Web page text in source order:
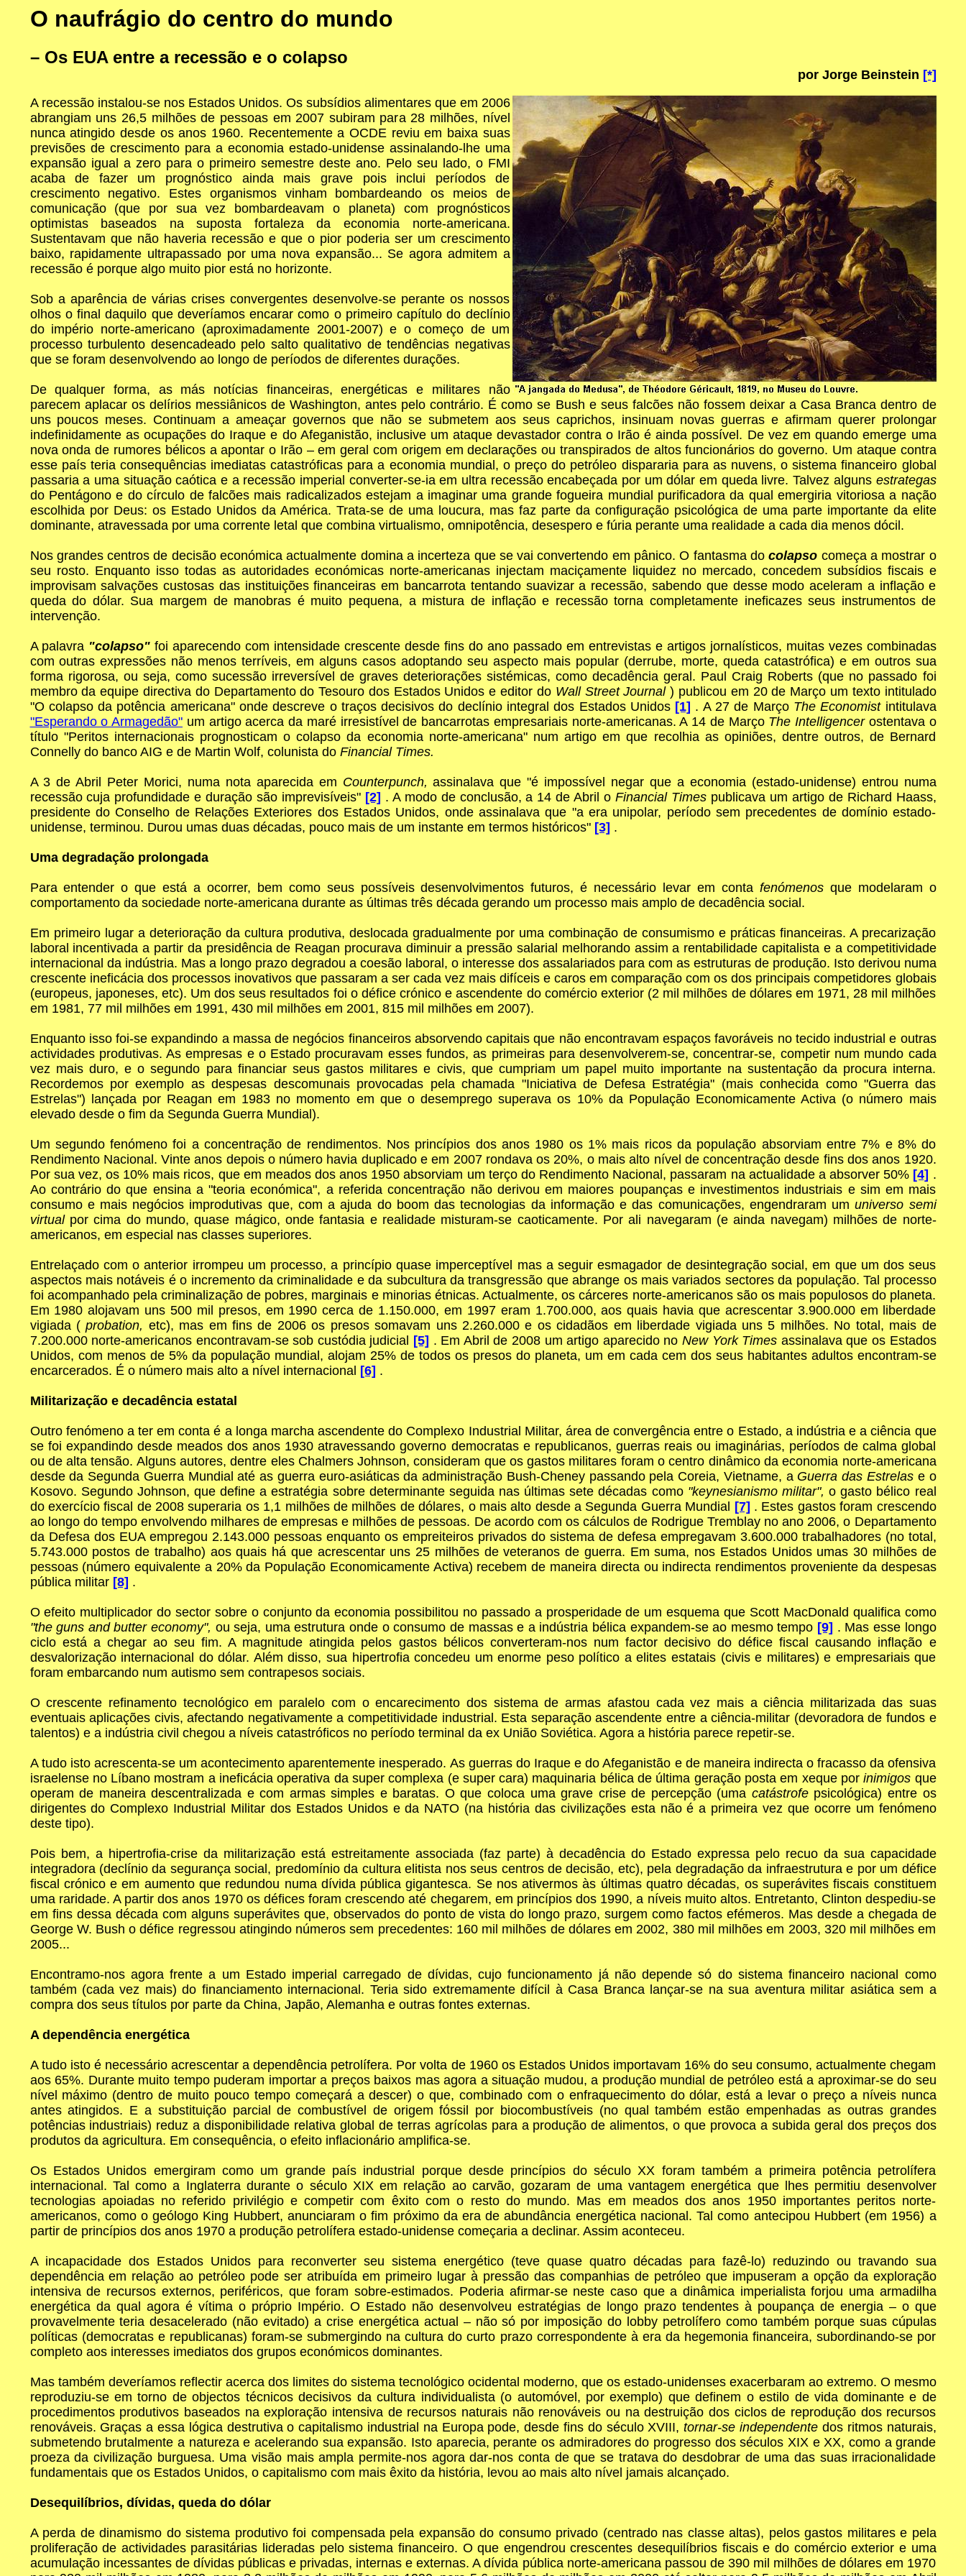
O naufrágio do centro do mundo
– Os EUA entre a recessão e o colapso
por Jorge Beinstein [*]
A recessão instalou-se nos Estados Unidos. Os subsídios alimentares que em 2006
abrangiam uns 26,5 milhões de pessoas em 2007 subiram para 28 milhões, nível
nunca atingido desde os anos 1960. Recentemente a OCDE reviu em baixa suas
previsões de crescimento para a economia estado-unidense assinalando-lhe uma
expansão igual a zero para o primeiro semestre deste ano. Pelo seu lado, o FMI
acaba de fazer um prognóstico ainda mais grave pois inclui períodos de
crescimento negativo. Estes organismos vinham bombardeando os meios de
comunicação (que por sua vez bombardeavam o planeta) com prognósticos
optimistas baseados na suposta fortaleza da economia norte-americana.
Sustentavam que não haveria recessão e que o pior poderia ser um crescimento
baixo, rapidamente ultrapassado por uma nova expansão... Se agora admitem a
recessão é porque algo muito pior está no horizonte.
Sob a aparência de várias crises convergentes desenvolve-se perante os nossos
olhos o final daquilo que deveríamos encarar como o primeiro capítulo do declínio
do império norte-americano (aproximadamente 2001-2007) e o começo de um
processo turbulento desencadeado pelo salto qualitativo de tendências negativas
que se foram desenvolvendo ao longo de períodos de diferentes durações.
De qualquer forma, as más notícias financeiras, energéticas e militares não
parecem aplacar os delírios messiânicos de Washington, antes pelo contrário. É como se Bush e seus falcões não fossem deixar a Casa Branca dentro de
uns poucos meses. Continuam a ameaçar governos que não se submetem aos seus caprichos, insinuam novas guerras e afirmam querer prolongar
indefinidamente as ocupações do Iraque e do Afeganistão, inclusive um ataque devastador contra o Irão é ainda possível. De vez em quando emerge uma
nova onda de rumores bélicos a apontar o Irão – em geral com origem em declarações ou transpirados de altos funcionários do governo. Um ataque contra
esse país teria consequências imediatas catastróficas para a economia mundial, o preço do petróleo dispararia para as nuvens, o sistema financeiro global
passaria a uma situação caótica e a recessão imperial converter-se-ia em ultra recessão encabeçada por um dólar em queda livre. Talvez alguns estrategas
do Pentágono e do círculo de falcões mais radicalizados estejam a imaginar uma grande fogueira mundial purificadora da qual emergiria vitoriosa a nação
escolhida por Deus: os Estado Unidos da América. Trata-se de uma loucura, mas faz parte da configuração psicológica de uma parte importante da elite
dominante, atravessada por uma corrente letal que combina virtualismo, omnipotência, desespero e fúria perante uma realidade a cada dia menos dócil.
Nos grandes centros de decisão económica actualmente domina a incerteza que se vai convertendo em pânico. O fantasma docolapso começa a mostrar o
seu rosto. Enquanto isso todas as autoridades económicas norte-americanas injectam maciçamente liquidez no mercado, concedem subsídios fiscais e
improvisam salvações custosas das instituições financeiras em bancarrota tentando suavizar a recessão, sabendo que desse modo aceleram a inflação e
queda do dólar. Sua margem de manobras é muito pequena, a mistura de inflação e recessão torna completamente ineficazes seus instrumentos de
intervenção.
A palavra "colapso"foi aparecendo com intensidade crescente desde fins do ano passado em entrevistas e artigos jornalísticos, muitas vezes combinadas
com outras expressões não menos terríveis, em alguns casos adoptando seu aspecto mais popular (derrube, morte, queda catastrófica) e em outros sua
forma rigorosa, ou seja, como sucessão irreversível de graves deteriorações sistémicas, como decadência geral. Paul Craig Roberts (que no passado foi
membro da equipe directiva do Departamento do Tesouro dos Estados Unidos e editor do Wall Street Journal) publicou em 20 de Março um texto intitulado
"O colapso da potência americana" onde descreve o traços decisivos do declínio integral dos Estados Unidos [1] . A 27 de Março The Economist intitulava
"Esperando o Armagedão" um artigo acerca da maré irresistível de bancarrotas empresariais norte-americanas. A 14 de Março The Intelligencer ostentava o
título "Peritos internacionais prognosticam o colapso da economia norte-americana" num artigo em que recolhia as opiniões, dentre outros, de Bernard
Connelly do banco AIG e de Martin Wolf, colunista do Financial Times.
A 3 de Abril Peter Morici, numa nota aparecida em Counterpunch,assinalava que "é impossível negar que a economia (estado-unidense) entrou numa
recessão cuja profundidade e duração são imprevisíveis" [2] . A modo de conclusão, a 14 de Abril oFinancial Times publicava um artigo de Richard Haass,
presidente do Conselho de Relações Exteriores dos Estados Unidos, onde assinalava que "a era unipolar, período sem precedentes de domínio estado-
unidense, terminou. Durou umas duas décadas, pouco mais de um instante em termos históricos" [3] .
Uma degradação prolongada
Para entender o que está a ocorrer, bem como seus possíveis desenvolvimentos futuros, é necessário levar em conta fenómenos que modelaram o
comportamento da sociedade norte-americana durante as últimas três década gerando um processo mais amplo de decadência social.
Em primeiro lugar a deterioração da cultura produtiva, deslocada gradualmente por uma combinação de consumismo e práticas financeiras. A precarização
laboral incentivada a partir da presidência de Reagan procurava diminuir a pressão salarial melhorando assim a rentabilidade capitalista e a competitividade
internacional da indústria. Mas a longo prazo degradou a coesão laboral, o interesse dos assalariados para com as estruturas de produção. Isto derivou numa
crescente ineficácia dos processos inovativos que passaram a ser cada vez mais difíceis e caros em comparação com os dos principais competidores globais
(europeus, japoneses, etc). Um dos seus resultados foi o défice crónico e ascendente do comércio exterior (2 mil milhões de dólares em 1971, 28 mil milhões
em 1981, 77 mil milhões em 1991, 430 mil milhões em 2001, 815 mil milhões em 2007).
Enquanto isso foi-se expandindo a massa de negócios financeiros absorvendo capitais que não encontravam espaços favoráveis no tecido industrial e outras
actividades produtivas. As empresas e o Estado procuravam esses fundos, as primeiras para desenvolverem-se, concentrar-se, competir num mundo cada
vez mais duro, e o segundo para financiar seus gastos militares e civis, que cumpriam um papel muito importante na sustentação da procura interna.
Recordemos por exemplo as despesas descomunais provocadas pela chamada "Iniciativa de Defesa Estratégia" (mais conhecida como "Guerra das
Estrelas") lançada por Reagan em 1983 no momento em que o desemprego superava os 10% da População Economicamente Activa (o número mais
elevado desde o fim da Segunda Guerra Mundial).
Um segundo fenómeno foi a concentração de rendimentos. Nos princípios dos anos 1980 os 1% mais ricos da população absorviam entre 7% e 8% do
Rendimento Nacional. Vinte anos depois o número havia duplicado e em 2007 rondava os 20%, o mais alto nível de concentração desde fins dos anos 1920.
Por sua vez, os 10% mais ricos, que em meados dos anos 1950 absorviam um terço do Rendimento Nacional, passaram na actualidade a absorver 50% [4] .
Ao contrário do que ensina a "teoria económica", a referida concentração não derivou em maiores poupanças e investimentos industriais e sim em mais
consumo e mais negócios improdutivas que, com a ajuda do boom das tecnologias da informação e das comunicações, engendraram umuniverso semi
virtual por cima do mundo, quase mágico, onde fantasia e realidade misturam-se caoticamente. Por ali navegaram (e ainda navegam) milhões de norte-
americanos, em especial nas classes superiores.
Entrelaçado com o anterior irrompeu um processo, a princípio quase imperceptível mas a seguir esmagador de desintegração social, em que um dos seus
aspectos mais notáveis é o incremento da criminalidade e da subcultura da transgressão que abrange os mais variados sectores da população. Tal processo
foi acompanhado pela criminalização de pobres, marginais e minorias étnicas. Actualmente, os cárceres norte-americanos são os mais populosos do planeta.
Em 1980 alojavam uns 500 mil presos, em 1990 cerca de 1.150.000, em 1997 eram 1.700.000, aos quais havia que acrescentar 3.900.000 em liberdade
vigiada (probation, etc), mas em fins de 2006 os presos somavam uns 2.260.000 e os cidadãos em liberdade vigiada uns 5 milhões. No total, mais de
7.200.000 norte-americanos encontravam-se sob custódia judicial
[5] . Em Abril de 2008 um artigo aparecido no New York Times assinalava que os Estados
Unidos, com menos de 5% da população mundial, alojam 25% de todos os presos do planeta, um em cada cem dos seus habitantes adultos encontram-se
encarcerados. É o número mais alto a nível internacional [6] .
Militarização e decadência estatal
Outro fenómeno a ter em conta é a longa marcha ascendente do Complexo Industrial Militar, área de convergência entre o Estado, a indústria e a ciência que
se foi expandindo desde meados dos anos 1930 atravessando governo democratas e republicanos, guerras reais ou imaginárias, períodos de calma global
ou de alta tensão. Alguns autores, dentre eles Chalmers Johnson, consideram que os gastos militares foram o centro dinâmico da economia norte-americana
desde da Segunda Guerra Mundial até as guerra euro-asiáticas da administração Bush-Cheney passando pela Coreia, Vietname, a Guerra das Estrelas e o
Kosovo. Segundo Johnson, que define a estratégia sobre determinante seguida nas últimas sete décadas como "keynesianismo militar",o gasto bélico real
do exercício fiscal de 2008 superaria os 1,1 milhões de milhões de dólares, o mais alto desde a Segunda Guerra Mundial
[7] . Estes gastos foram crescendo
ao longo do tempo envolvendo milhares de empresas e milhões de pessoas. De acordo com os cálculos de Rodrigue Tremblay no ano 2006, o Departamento
da Defesa dos EUA empregou 2.143.000 pessoas enquanto os empreiteiros privados do sistema de defesa empregavam 3.600.000 trabalhadores (no total,
5.743.000 postos de trabalho) aos quais há que acrescentar uns 25 milhões de veteranos de guerra. Em suma, nos Estados Unidos umas 30 milhões de
pessoas (número equivalente a 20% da População Economicamente Activa) recebem de maneira directa ou indirecta rendimentos proveniente da despesas
pública militar [8] .
O efeito multiplicador do sector sobre o conjunto da economia possibilitou no passado a prosperidade de um esquema que Scott MacDonald qualifica como
"the guns and butter economy", ou seja, uma estrutura onde o consumo de massas e a indústria bélica expandem-se ao mesmo tempo [9] . Mas esse longo
ciclo está a chegar ao seu fim. A magnitude atingida pelos gastos bélicos converteram-nos num factor decisivo do défice fiscal causando inflação e
desvalorização internacional do dólar. Além disso, sua hipertrofia concedeu um enorme peso político a elites estatais (civis e militares) e empresariais que
foram embarcando num autismo sem contrapesos sociais.
O crescente refinamento tecnológico em paralelo com o encarecimento dos sistema de armas afastou cada vez mais a ciência militarizada das suas
eventuais aplicações civis, afectando negativamente a competitividade industrial. Esta separação ascendente entre a ciência-militar (devoradora de fundos e
talentos) e a indústria civil chegou a níveis catastróficos no período terminal da ex União Soviética. Agora a história parece repetir-se.
A tudo isto acrescenta-se um acontecimento aparentemente inesperado. As guerras do Iraque e do Afeganistão e de maneira indirecta o fracasso da ofensiva
israelense no Líbano mostram a ineficácia operativa da super complexa (e super cara) maquinaria bélica de última geração posta em xeque porinimigos que
operam de maneira descentralizada e com armas simples e baratas. O que coloca uma grave crise de percepção (uma catástrofe psicológica) entre os
dirigentes do Complexo Industrial Militar dos Estados Unidos e da NATO (na história das civilizações esta não é a primeira vez que ocorre um fenómeno
deste tipo).
Pois bem, a hipertrofia-crise da militarização está estreitamente associada (faz parte) à decadência do Estado expressa pelo recuo da sua capacidade
integradora (declínio da segurança social, predomínio da cultura elitista nos seus centros de decisão, etc), pela degradação da infraestrutura e por um défice
fiscal crónico e em aumento que redundou numa dívida pública gigantesca. Se nos ativermos às últimas quatro décadas, os superávites fiscais constituem
uma raridade. A partir dos anos 1970 os défices foram crescendo até chegarem, em princípios dos 1990, a níveis muito altos. Entretanto, Clinton despediu-se
em fins dessa década com alguns superávites que, observados do ponto de vista do longo prazo, surgem como factos efémeros. Mas desde a chegada de
George W. Bush o défice regressou atingindo números sem precedentes: 160 mil milhões de dólares em 2002, 380 mil milhões em 2003, 320 mil milhões em
2005...
Encontramo-nos agora frente a um Estado imperial carregado de dívidas, cujo funcionamento já não depende só do sistema financeiro nacional como
também (cada vez mais) do financiamento internacional. Teria sido extremamente difícil à Casa Branca lançar-se na sua aventura militar asiática sem a
compra dos seus títulos por parte da China, Japão, Alemanha e outras fontes externas.
A dependência energética
A tudo isto é necessário acrescentar a dependência petrolífera. Por volta de 1960 os Estados Unidos importavam 16% do seu consumo, actualmente chegam
aos 65%. Durante muito tempo puderam importar a preços baixos mas agora a situação mudou, a produção mundial de petróleo está a aproximar-se do seu
nível máximo (dentro de muito pouco tempo começará a descer) o que, combinado com o enfraquecimento do dólar, está a levar o preço a níveis nunca
antes atingidos. E a substituição parcial de combustível de origem fóssil por biocombustíveis (no qual também estão empenhadas as outras grandes
potências industriais) reduz a disponibilidade relativa global de terras agrícolas para a produção de alimentos, o que provoca a subida geral dos preços dos
produtos da agricultura. Em consequência, o efeito inflacionário amplifica-se.
Os Estados Unidos emergiram como um grande país industrial porque desde princípios do século XX foram também a primeira potência petrolífera
internacional. Tal como a Inglaterra durante o século XIX em relação ao carvão, gozaram de uma vantagem energética que lhes permitiu desenvolver
tecnologias apoiadas no referido privilégio e competir com êxito com o resto do mundo. Mas em meados dos anos 1950 importantes peritos norte-
americanos, como o geólogo King Hubbert, anunciaram o fim próximo da era de abundância energética nacional. Tal como antecipou Hubbert (em 1956) a
partir de princípios dos anos 1970 a produção petrolífera estado-unidense começaria a declinar. Assim aconteceu.
A incapacidade dos Estados Unidos para reconverter seu sistema energético (teve quase quatro décadas para fazê-lo) reduzindo ou travando sua
dependência em relação ao petróleo pode ser atribuída em primeiro lugar à pressão das companhias de petróleo que impuseram a opção da exploração
intensiva de recursos externos, periféricos, que foram sobre-estimados. Poderia afirmar-se neste caso que a dinâmica imperialista forjou uma armadilha
energética da qual agora é vítima o próprio Império. O Estado não desenvolveu estratégias de longo prazo tendentes à poupança de energia – o que
provavelmente teria desacelerado (não evitado) a crise energética actual – não só por imposição do lobby petrolífero como também porque suas cúpulas
políticas (democratas e republicanas) foram-se submergindo na cultura do curto prazo correspondente à era da hegemonia financeira, subordinando-se por
completo aos interesses imediatos dos grupos económicos dominantes.
Mas também deveríamos reflectir acerca dos limites do sistema tecnológico ocidental moderno, que os estado-unidenses exacerbaram ao extremo. O mesmo
reproduziu-se em torno de objectos técnicos decisivos da cultura individualista (o automóvel, por exemplo) que definem o estilo de vida dominante e de
procedimentos produtivos baseados na exploração intensiva de recursos naturais não renováveis ou na destruição dos ciclos de reprodução dos recursos
renováveis. Graças a essa lógica destrutiva o capitalismo industrial na Europa pode, desde fins do século XVIII,tornar-se independente dos ritmos naturais,
submetendo brutalmente a natureza e acelerando sua expansão. Isto aparecia, perante os admiradores do progresso dos séculos XIX e XX, como a grande
proeza da civilização burguesa. Uma visão mais ampla permite-nos agora dar-nos conta de que se tratava do desdobrar de uma das suas irracionalidade
fundamentais que os Estados Unidos, o capitalismo com mais êxito da história, levou ao mais alto nível jamais alcançado.
Desequilíbrios, dívidas, queda do dólar
A perda de dinamismo do sistema produtivo foi compensada pela expansão do consumo privado (centrado nas classe altas), pelos gastos militares e pela
proliferação de actividades parasitárias lideradas pelo sistema financeiro. O que engendrou crescentes desequilíbrios fiscais e do comércio exterior e uma
acumulação incessantes de dívidas públicas e privadas, internas e externas. A dívida pública norte-americana passou de 390 mil milhões de dólares em 1970